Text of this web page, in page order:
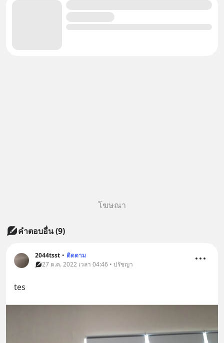
โฆษณา
คำตอบอื่น(9)
2044tsst • ติดตาม
27 ต.ค. 2022 เวลา 04:46 • ปรัชญา
tes